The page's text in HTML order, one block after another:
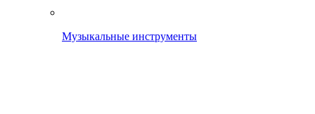
Музыкальные инструменты